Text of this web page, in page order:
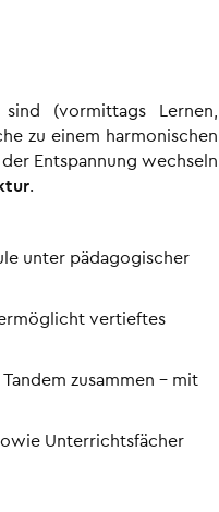
(vormittags Lernen,
zu einem harmonischen
Entspannung wechseln
.
unter pädagogischer
vertieftes
zusammen – mit
Unterrichtsfächer